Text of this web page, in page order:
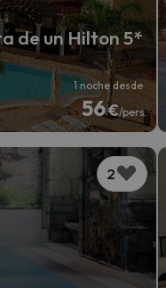
de un Hilton 5*
1 noche desde
56€/pers.
2